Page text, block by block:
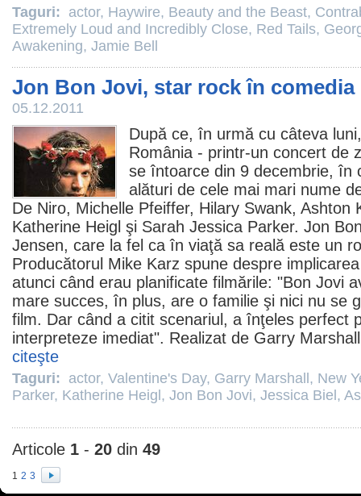
Taguri: actor, Haywire, Beauty and the Beast,
Extremely Loud and Incredibly Close, Red Tails,
Awakening, Jamie Bell
Jon Bon Jovi, star rock în comedia
05.12.2011
După ce, în urmă cu câteva
România - printr-un concert de
se întoarce din 9 decembrie, în
alături de cele mai mari nume
De Niro, Michelle Pfeiffer, Hilary Swank, Ashton
Katherine Heigl şi Sarah Jessica Parker. Jon
Jensen, care la fel ca în viaţă sa reală este un
Producătorul Mike Karz spune despre
atunci când erau planificate filmările: "Bon Jovi
mare succes, în plus, are o familie şi nici nu se
film. Dar când a citit scenariul, a înţeles perfect
interpreteze imediat". Realizat de Garry Marshall
citeşte
Taguri: actor, Valentine's Day, Garry Marshall , New
Parker, Katherine Heigl , Jon Bon Jovi, Jessica Biel ,
Articole 1 - 20 din 49
1 2 3